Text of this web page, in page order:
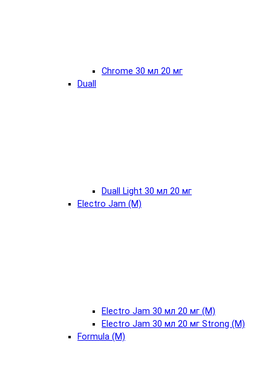
Chrome 30 мл 20 мг
Duall
Duall Light 30 мл 20 мг
Electro Jam (М)
Electro Jam 30 мл 20 мг (М)
Electro Jam 30 мл 20 мг Strong (М)
Formula (М)